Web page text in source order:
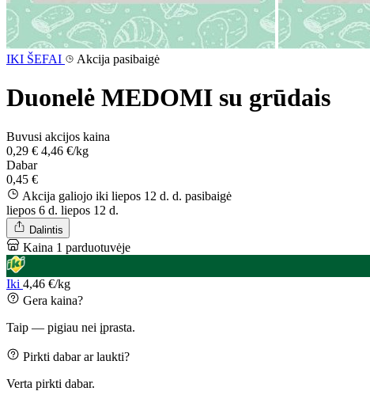
IKI ŠEFAI Akcija pasibaigė
Duonelė MEDOMI su grūdais
Buvusi akcijos kaina
0,29 € 4,46 €/kg
Dabar
0,45 €
Akcija galiojo iki liepos 12 d. d. pasibaigė
liepos 6 d. liepos 12 d.
Dalintis
Kaina 1 parduotuvėje
Iki 4,46 €/kg
Gera kaina?
Taip — pigiau nei įprasta.
Pirkti dabar ar laukti?
Verta pirkti dabar.